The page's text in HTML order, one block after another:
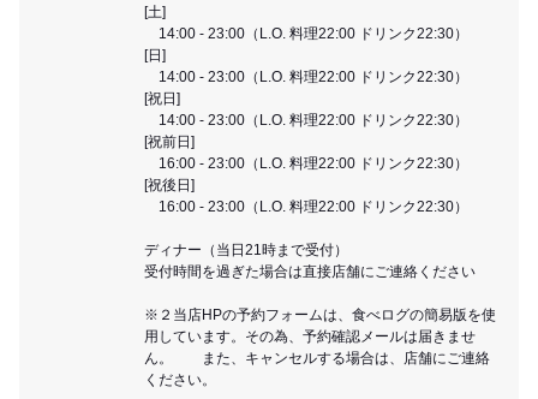
[土]
14:00 - 23:00（L.O. 料理22:00 ドリンク22:30）
[日]
14:00 - 23:00（L.O. 料理22:00 ドリンク22:30）
[祝日]
14:00 - 23:00（L.O. 料理22:00 ドリンク22:30）
[祝前日]
16:00 - 23:00（L.O. 料理22:00 ドリンク22:30）
[祝後日]
16:00 - 23:00（L.O. 料理22:00 ドリンク22:30）
ディナー（当日21時まで受付）
受付時間を過ぎた場合は直接店舗にご連絡ください
※２当店HPの予約フォームは、食べログの簡易版を使
用しています。その為、予約確認メールは届きませ
ん。 また、キャンセルする場合は、店舗にご連絡
ください。